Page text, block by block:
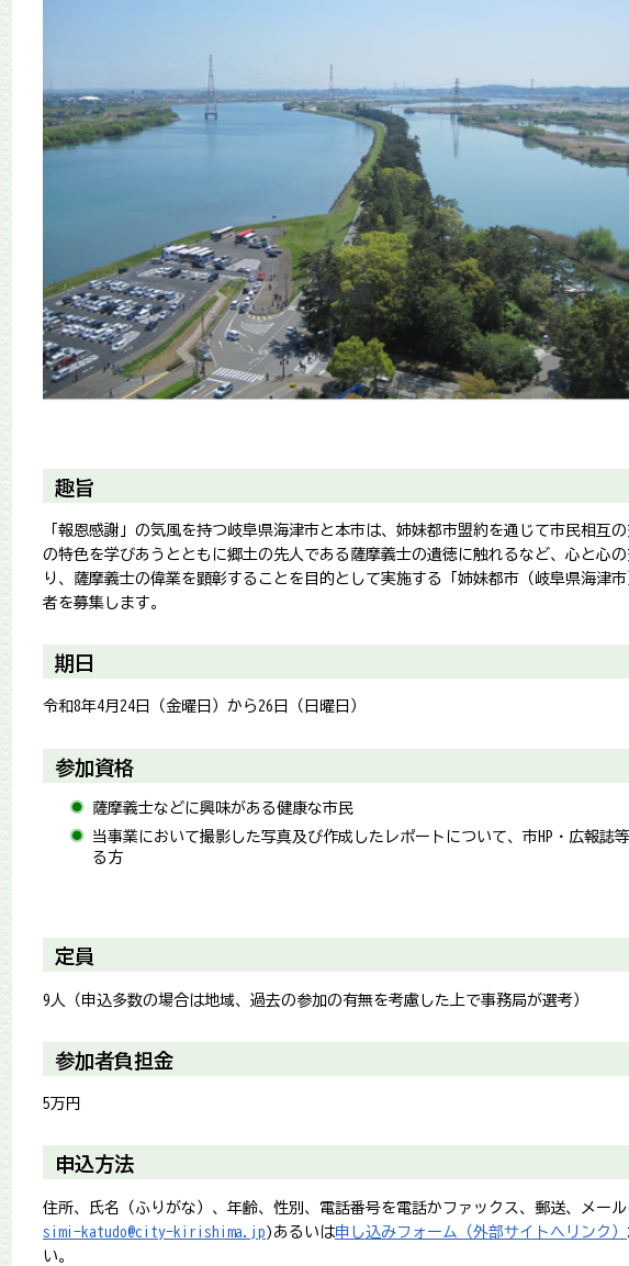
趣旨
「報恩感謝」の気風を持つ岐阜県海津市と本市は、姉妹都市盟約を通じて市民相互
の特色を学びあうとともに郷土の先人である薩摩義士の遺徳に触れるなど、心と心
り、薩摩義士の偉業を顕彰することを目的として実施する「姉妹都市（岐阜県海津
者を募集します。
期日
令和8年4月24日（金曜日）から26日（日曜日）
参加資格
薩摩義士などに興味がある健康な市民
当事業において撮影した写真及び作成したレポートについて、市HP・広報誌
る方
定員
9人（申込多数の場合は地域、過去の参加の有無を考慮した上で事務局が選考）
参加者負担金
5万円
申込方法
住所、氏名（ふりがな）、年齢、性別、電話番号を電話かファックス、郵送、メール
simi-katudo@city-kirishima.jp)あるいは申し込みフォーム（外部サイトへリンク）
い。